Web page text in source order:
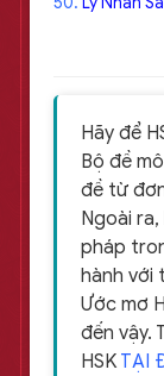
Hãy để
Bộ đề
đề từ
Ngoài
pháp
hành với
Ước mơ
đến vậy.
HSK TẠI